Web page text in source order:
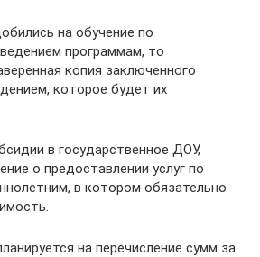
на обучение по
программам, то
копия заключенного
которое будет их
в государственное ДОУ,
о предоставлении услуг по
в котором обязательно
на перечисление сумм за